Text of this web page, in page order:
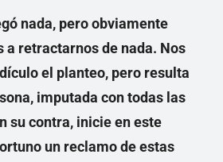
nada, pero obviamente
a retractarnos de nada. Nos
el planteo, pero resulta
imputada con todas las
su contra, inicie en este
un reclamo de estas